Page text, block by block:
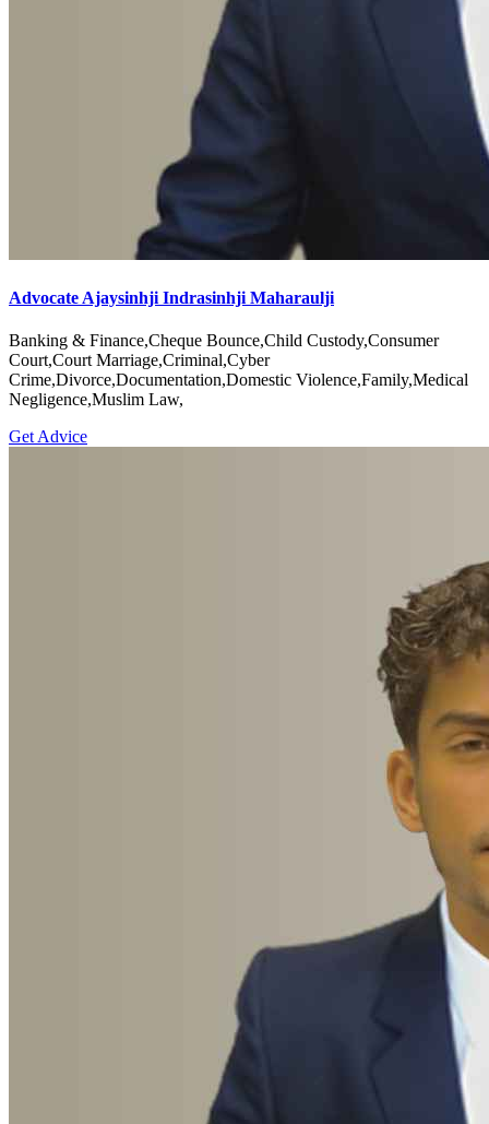
Advocate Ajaysinhji Indrasinhji Maharaulji
Banking & Finance,Cheque Bounce,Child Custody,Consumer
Court,Court Marriage,Criminal,Cyber
Crime,Divorce,Documentation,Domestic Violence,Family,Medical
Negligence,Muslim Law,
Get Advice